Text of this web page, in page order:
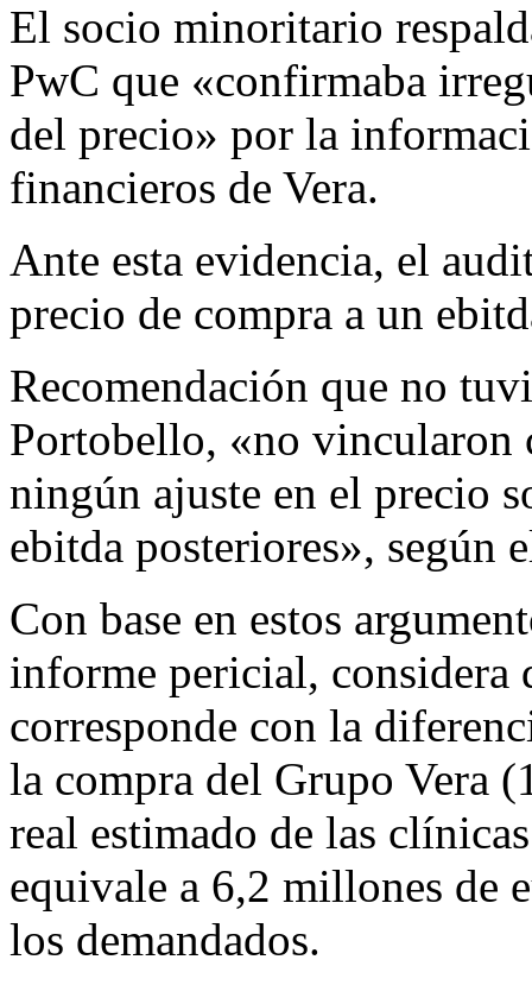
El socio minoritario
PwC que «confirmaba
del precio» por la
financieros de Vera.
Ante esta evidencia, el
precio de compra a un
Recomendación que no
Portobello, «no vincularon
ningún ajuste en el precio
ebitda posteriores», según
Con base en estos
informe pericial, considera
corresponde con la
la compra del Grupo Vera
real estimado de las
equivale a 6,2 millones de
los demandados.